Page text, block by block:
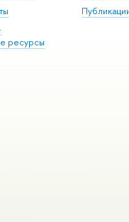
ресурсы